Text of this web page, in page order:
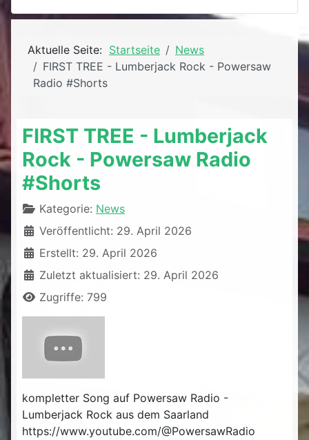
Aktuelle Seite: Startseite
News
FIRST TREE - Lumberjack Rock - Powersaw
Radio #Shorts
FIRST TREE - Lumberjack
Rock - Powersaw Radio
#Shorts
DetailsKategorie: News
Veröffentlicht: 29. April 2026
Erstellt: 29. April 2026
Zuletzt aktualisiert: 29. April 2026
Zugriffe: 799
kompletter Song auf Powersaw Radio -
Lumberjack Rock aus dem Saarland
https://www.youtube.com/@PowersawRadio